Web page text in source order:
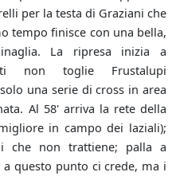
per la testa di Graziani che
tempo finisce con una bella,
La ripresa inizia a
non toglie Frustalupi
una serie di cross in area
Al 58' arriva la rete della
in campo dei laziali);
che non trattiene; palla a
a questo punto ci crede, ma i